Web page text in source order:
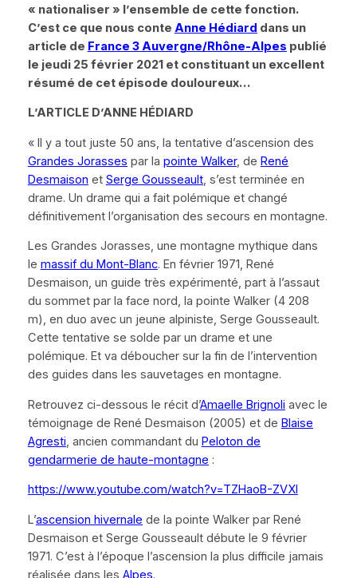
« nationaliser » l’ensemble de cette fonction.
C’est ce que nous conte Anne Hédiard dans un
article de France 3 Auvergne/Rhône-Alpes publié
le jeudi 25 février 2021 et constituant un excellent
résumé de cet épisode douloureux…
L’ARTICLE D’ANNE HÉDIARD
« Il y a tout juste 50 ans, la tentative d’ascension des
Grandes Jorasses par la pointe Walker, de René
Desmaison et Serge Gousseault, s’est terminée en
drame. Un drame qui a fait polémique et changé
définitivement l’organisation des secours en montagne.
Les Grandes Jorasses, une montagne mythique dans
le massif du Mont-Blanc. En février 1971, René
Desmaison, un guide très expérimenté, part à l’assaut
du sommet par la face nord, la pointe Walker (4 208
m), en duo avec un jeune alpiniste, Serge Gousseault.
Cette tentative se solde par un drame et une
polémique. Et va déboucher sur la fin de l’intervention
des guides dans les sauvetages en montagne.
Retrouvez ci-dessous le récit d’Amaelle Brignoli avec le
témoignage de René Desmaison (2005) et de Blaise
Agresti, ancien commandant du Peloton de
gendarmerie de haute-montagne :
https://www.youtube.com/watch?v=TZHaoB-ZVXI
L’ascension hivernale de la pointe Walker par René
Desmaison et Serge Gousseault débute le 9 février
1971. C’est à l’époque l’ascension la plus difficile jamais
réalisée dans les Alpes.